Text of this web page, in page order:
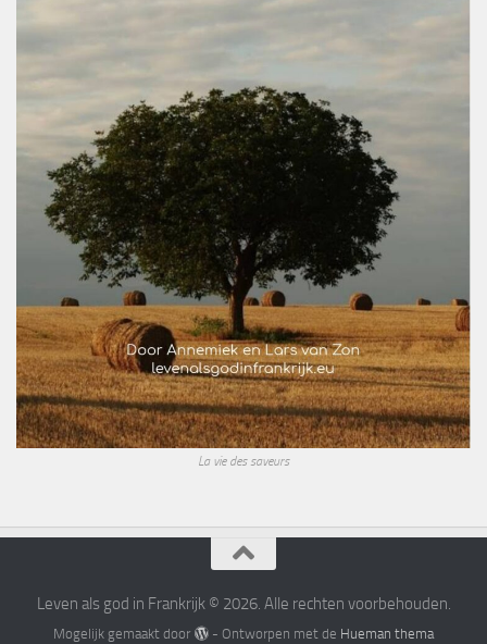
La vie des saveurs
Leven als god in Frankrijk © 2026. Alle rechten voorbehouden.
Mogelijk gemaakt door - Ontworpen met de Hueman thema